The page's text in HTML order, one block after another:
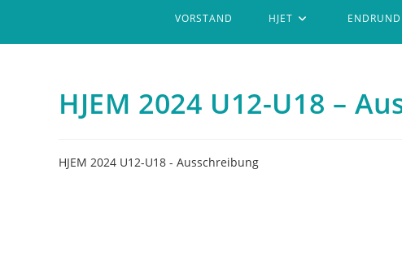
VORSTAND HJET
HJEM 2024 U12-U18 –
HJEM 2024 U12-U18 - Ausschreibung